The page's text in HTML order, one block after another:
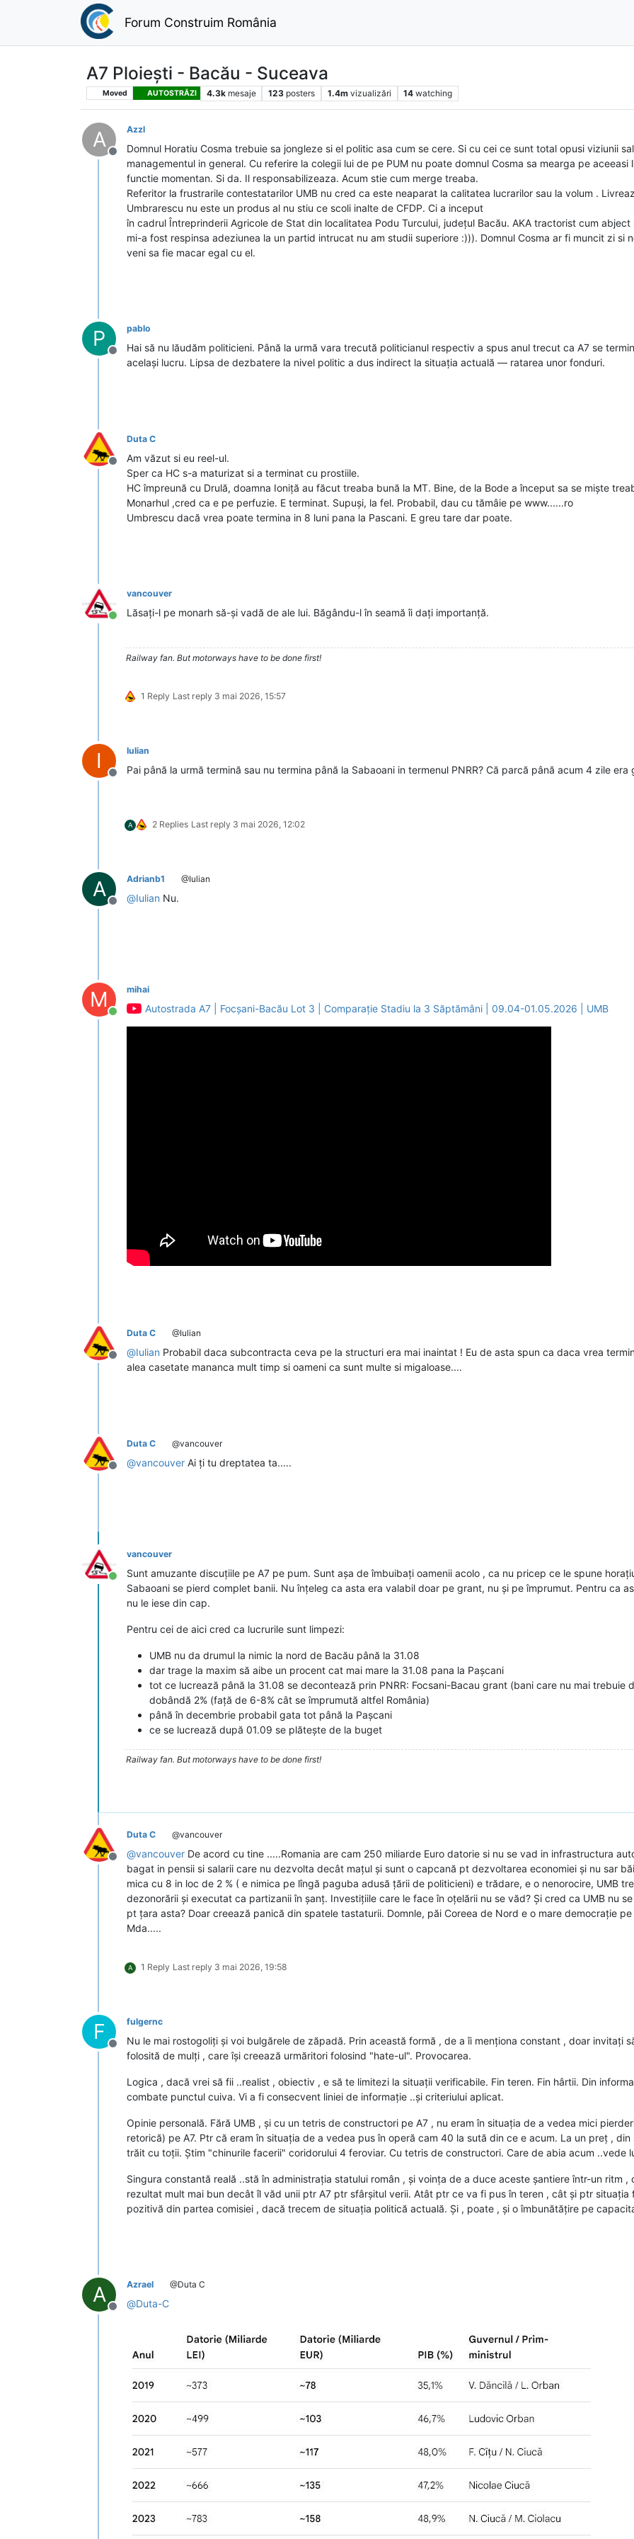
Forum Construim România
A7 Ploiești - Bacău - Suceava
Moved AUTOSTRĂZI 4.3k mesaje 123 posters 1.4m vizualizări 14 watching
A
Deconectat
Azzl
Domnul Horatiu Cosma trebuie sa jongleze si el politic asa cum se cere. Si cu cei ce sunt total opusi viziunii
managementul in general. Cu referire la colegii lui de pe PUM nu poate domnul Cosma sa mearga pe
functie momentan. Si da. Il responsabilizeaza. Acum stie cum merge treaba.
Referitor la frustrarile contestatarilor UMB nu cred ca este neaparat la calitatea lucrarilor sau la volum .
Umbrarescu nu este un produs al nu stiu ce scoli inalte de CFDP. Ci a inceput
în cadrul Întreprinderii Agricole de Stat din localitatea Podu Turcului, județul Bacău. AKA tractorist cum
mi-a fost respinsa adeziunea la un partid intrucat nu am studii superiore :))). Domnul Cosma ar fi muncit zi
veni sa fie macar egal cu el.
P
Deconectat
pablo
Hai să nu lăudăm politicieni. Până la urmă vara trecută politicianul respectiv a spus anul trecut ca A7 se
același lucru. Lipsa de dezbatere la nivel politic a dus indirect la situația actuală — ratarea unor fonduri.
Deconectat
Duta C
Am văzut si eu reel-ul.
Sper ca HC s-a maturizat si a terminat cu prostiile.
HC împreună cu Drulă, doamna Ioniță au făcut treaba bună la MT. Bine, de la Bode a început sa se miște
Monarhul ,cred ca e pe perfuzie. E terminat. Supuși, la fel. Probabil, dau cu tămâie pe www......ro
Umbrescu dacă vrea poate termina in 8 luni pana la Pascani. E greu tare dar poate.
Conectat
vancouver
Lăsați-l pe monarh să-și vadă de ale lui. Băgându-l în seamă îi dați importanță.
Railway fan. But motorways have to be done first!
1 Reply Last reply 3 mai 2026, 15:57
I
Deconectat
Iulian
Pai până la urmă termină sau nu termina până la Sabaoani in termenul PNRR? Că parcă până acum 4 zile
A 2 Replies Last reply 3 mai 2026, 12:02
A
Deconectat
Adrianb1 @Iulian
@Iulian Nu.
M
Conectat
mihai
Autostrada A7 | Focșani-Bacău Lot 3 | Comparație Stadiu la 3 Săptămâni | 09.04-01.05.2026 | UMB
Deconectat
Duta C @Iulian
@Iulian Probabil daca subcontracta ceva pe la structuri era mai inaintat ! Eu de asta spun ca daca vrea
alea casetate mananca mult timp si oameni ca sunt multe si migaloase....
Deconectat
Duta C @vancouver
@vancouver Ai ți tu dreptatea ta.....
Conectat
vancouver
Sunt amuzante discuțiile pe A7 pe pum. Sunt așa de îmbuibați oamenii acolo , ca nu pricep ce le spune
Sabaoani se pierd complet banii. Nu înțeleg ca asta era valabil doar pe grant, nu și pe împrumut. Pentru ca
nu le iese din cap.
Pentru cei de aici cred ca lucrurile sunt limpezi:
UMB nu da drumul la nimic la nord de Bacău până la 31.08
dar trage la maxim să aibe un procent cat mai mare la 31.08 pana la Pașcani
tot ce lucrează până la 31.08 se decontează prin PNRR: Focsani-Bacau grant (bani care nu mai trebuie
dobândă 2% (față de 6-8% cât se împrumută altfel România)
până în decembrie probabil gata tot până la Pașcani
ce se lucrează după 01.09 se plătește de la buget
Railway fan. But motorways have to be done first!
Deconectat
Duta C @vancouver
@vancouver De acord cu tine .....Romania are cam 250 miliarde Euro datorie si nu se vad in infrastructura
bagat in pensii si salarii care nu dezvolta decât mațul și sunt o capcană pt dezvoltarea economiei și nu sar
mica cu 8 in loc de 2 % ( e nimica pe lîngă paguba adusă țării de politicieni) e trădare, e o nenorocire, UMB
dezonorării și executat ca partizanii în șanț. Investițiile care le face în oțelării nu se văd? Și cred ca UMB nu
pt țara asta? Doar creează panică din spatele tastaturii. Domnle, păi Coreea de Nord e o mare democrație pe
Mda.....
A 1 Reply Last reply 3 mai 2026, 19:58
F
Deconectat
fulgernc
Nu le mai rostogoliți și voi bulgărele de zăpadă. Prin această formă , de a îi menționa constant , doar invitați
folosită de mulți , care își creează urmăritori folosind "hate-ul". Provocarea.
Logica , dacă vrei să fii ..realist , obiectiv , e să te limitezi la situații verificabile. Fin teren. Fin hârtii. Din
combate punctul cuiva. Vi a fi consecvent liniei de informație ..și criteriului aplicat.
Opinie personală. Fără UMB , și cu un tetris de constructori pe A7 , nu eram în situația de a vedea mici
retorică) pe A7. Ptr că eram în situația de a vedea pus în operă cam 40 la sută din ce e acum. La un preț ,
trăit cu toții. Știm "chinurile facerii" coridorului 4 feroviar. Cu tetris de constructori. Care de abia acum ..vede
Singura constantă reală ..stă în administrația statului român , și voința de a duce aceste șantiere într-un ritm
rezultat mult mai bun decât îl văd unii ptr A7 ptr sfârșitul verii. Atât ptr ce va fi pus în teren , cât și ptr situația
pozitivă din partea comisiei , dacă trecem de situația politică actuală. Și , poate , și o îmbunătățire pe
A
Deconectat
Azrael @Duta C
@Duta-C